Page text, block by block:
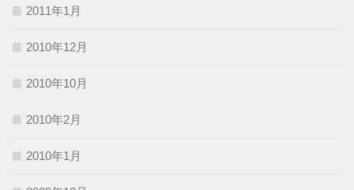
2011年1月
2010年12月
2010年10月
2010年2月
2010年1月